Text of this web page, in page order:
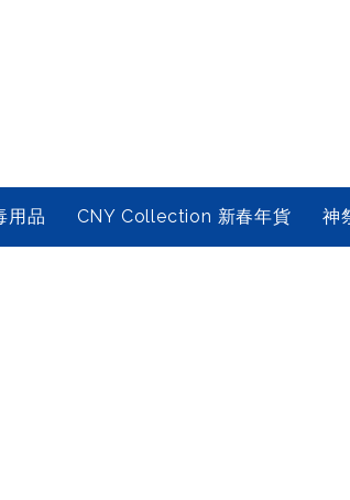
用品 CNY Collection 新春年貨 神